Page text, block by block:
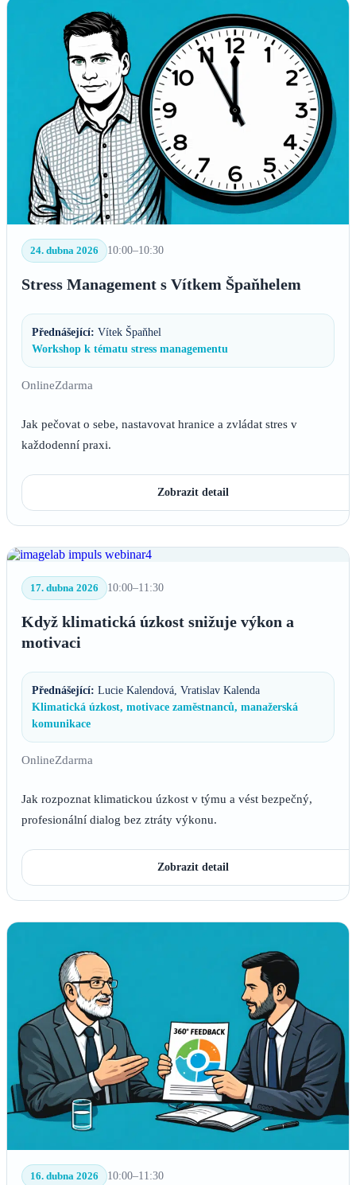
24. dubna 2026 10:00–10:30
Stress Management s Vítkem Špaňhelem
Přednášející: Vítek Špaňhel
Workshop k tématu stress managementu
OnlineZdarma
Jak pečovat o sebe, nastavovat hranice a zvládat stres v
každodenní praxi.
Zobrazit detail
17. dubna 2026 10:00–11:30
Když klimatická úzkost snižuje výkon a
motivaci
Přednášející: Lucie Kalendová, Vratislav Kalenda
Klimatická úzkost, motivace zaměstnanců, manažerská
komunikace
OnlineZdarma
Jak rozpoznat klimatickou úzkost v týmu a vést bezpečný,
profesionální dialog bez ztráty výkonu.
Zobrazit detail
16. dubna 2026 10:00–11:30